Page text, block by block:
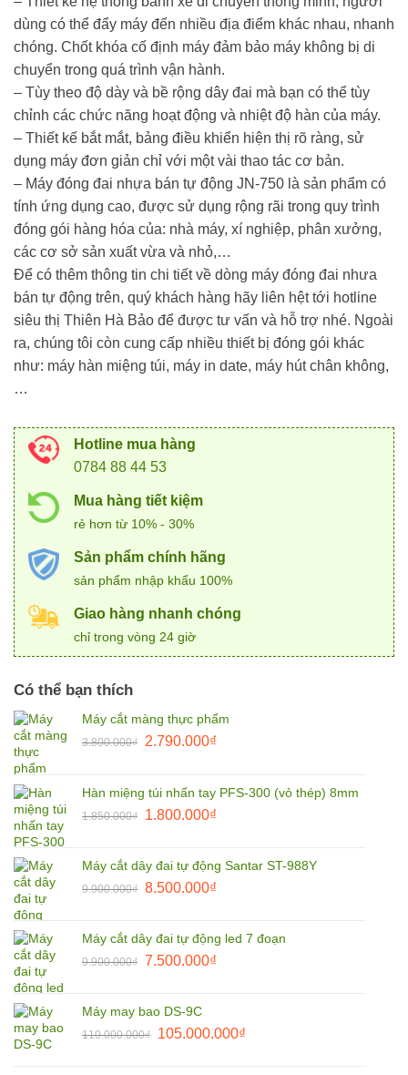
dùng có thể đẩy máy đến nhiều địa điểm khác nhau, nhanh
chóng. Chốt khóa cố định máy đảm bảo máy không bị di
chuyển trong quá trình vận hành.
– Tùy theo độ dày và bề rộng dây đai mà bạn có thể tùy
chỉnh các chức năng hoạt động và nhiệt độ hàn của máy.
– Thiết kế bắt mắt, bảng điều khiển hiện thị rõ ràng, sử
dụng máy đơn giản chỉ với một vài thao tác cơ bản.
– Máy đóng đai nhựa bán tự động JN-750 là sản phẩm có
tính ứng dụng cao, được sử dụng rộng rãi trong quy trình
đóng gói hàng hóa của: nhà máy, xí nghiệp, phân xưởng,
các cơ sở sản xuất vừa và nhỏ,…
Để có thêm thông tin chi tiết về dòng máy đóng đai nhưa
bán tự động trên, quý khách hàng hãy liên hệt tới hotline
siêu thị Thiên Hà Bảo để được tư vấn và hỗ trợ nhé. Ngoài
ra, chúng tôi còn cung cấp nhiều thiết bị đóng gói khác
như: máy hàn miệng túi, máy in date, máy hút chân không,
…
Hotline mua hàng
0784 88 44 53
Mua hàng tiết kiệm
rẻ hơn từ 10% - 30%
Sản phẩm chính hãng
sản phẩm nhập khẩu 100%
Giao hàng nhanh chóng
chỉ trong vòng 24 giờ
Có thể bạn thích
Máy cắt màng thực phẩm
3.800.000₫
Giá
3.800.000₫.
2.790.000₫Giá
là:
2.790.000₫.
Hàn miệng túi nhấn tay PFS-300 (vỏ thép) 8mm
1.850.000₫
Giá
1.850.000₫.
1.800.000₫Giá
là:
1.800.000₫.
Máy cắt dây đai tự động Santar ST-988Y
9.900.000₫ Giá
9.900.000₫.
8.500.000₫Giá
là:
8.500.000₫.
Máy cắt dây đai tự động led 7 đoạn
9.900.000₫ Giá
9.900.000₫.
7.500.000₫Giá
7.500.000₫.
Máy may bao DS-9C
110.000.000₫
Giá
105.000.000₫Giá